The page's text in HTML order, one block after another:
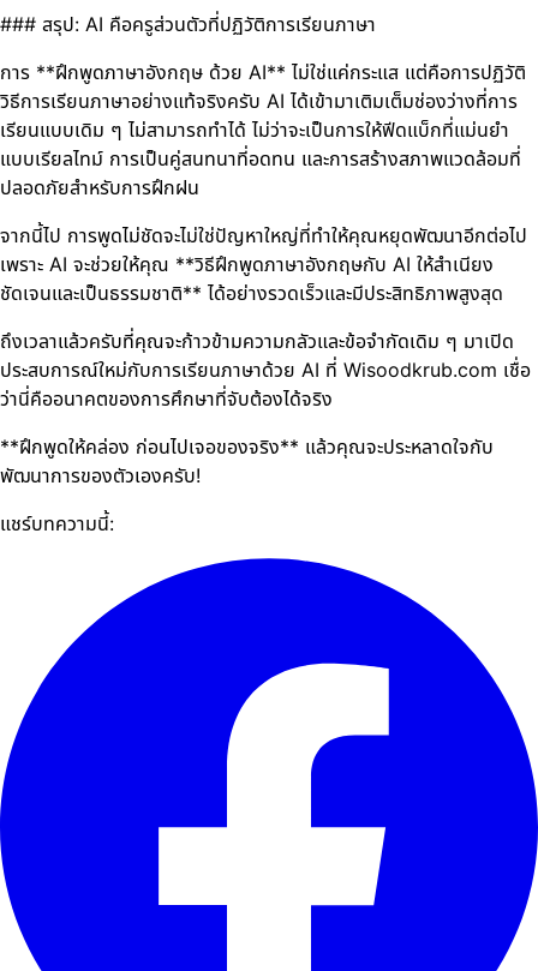
### สรุป: AI คือครูส่วนตัวที่ปฏิวัติการเรียนภาษา
การ **ฝึกพูดภาษาอังกฤษ ด้วย AI** ไม่ใช่แค่กระแส แต่คือการปฏิวัติ
วิธีการเรียนภาษาอย่างแท้จริงครับ AI ได้เข้ามาเติมเต็มช่องว่างที่การ
เรียนแบบเดิม ๆ ไม่สามารถทำได้ ไม่ว่าจะเป็นการให้ฟีดแบ็กที่แม่นยำ
แบบเรียลไทม์ การเป็นคู่สนทนาที่อดทน และการสร้างสภาพแวดล้อมที่
ปลอดภัยสำหรับการฝึกฝน
จากนี้ไป การพูดไม่ชัดจะไม่ใช่ปัญหาใหญ่ที่ทำให้คุณหยุดพัฒนาอีกต่อไป
เพราะ AI จะช่วยให้คุณ **วิธีฝึกพูดภาษาอังกฤษกับ AI ให้สำเนียง
ชัดเจนและเป็นธรรมชาติ** ได้อย่างรวดเร็วและมีประสิทธิภาพสูงสุด
ถึงเวลาแล้วครับที่คุณจะก้าวข้ามความกลัวและข้อจำกัดเดิม ๆ มาเปิด
ประสบการณ์ใหม่กับการเรียนภาษาด้วย AI ที่ Wisoodkrub.com เชื่อ
ว่านี่คืออนาคตของการศึกษาที่จับต้องได้จริง
**ฝึกพูดให้คล่อง ก่อนไปเจอของจริง** แล้วคุณจะประหลาดใจกับ
พัฒนาการของตัวเองครับ!
แชร์บทความนี้: